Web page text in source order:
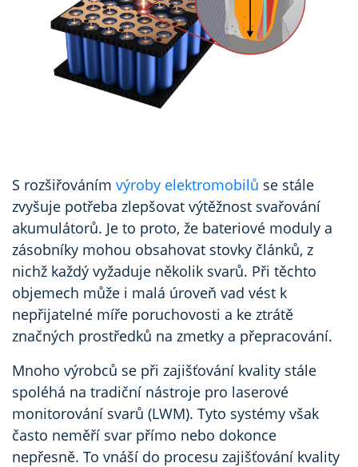
S rozšiřováním výroby elektromobilů se stále
zvyšuje potřeba zlepšovat výtěžnost svařování
akumulátorů. Je to proto, že bateriové moduly a
zásobníky mohou obsahovat stovky článků, z
nichž každý vyžaduje několik svarů. Při těchto
objemech může i malá úroveň vad vést k
nepřijatelné míře poruchovosti a ke ztrátě
značných prostředků na zmetky a přepracování.
Mnoho výrobců se při zajišťování kvality stále
spoléhá na tradiční nástroje pro laserové
monitorování svarů (LWM). Tyto systémy však
často neměří svar přímo nebo dokonce
nepřesně. To vnáší do procesu zajišťování kvality